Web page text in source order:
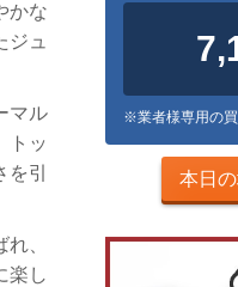
かな
ジュ
マル
トッ
引
、
楽し
※業者様専用の買
本日